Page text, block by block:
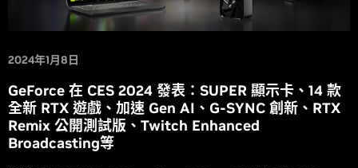
2024年1月8日
GeForce 在 CES 2024 發表：SUPER 顯示卡、14 款
全新 RTX 遊戲、加速 Gen AI、G-SYNC 創新、RTX
Remix 公開測試版、Twitch Enhanced
Broadcasting等